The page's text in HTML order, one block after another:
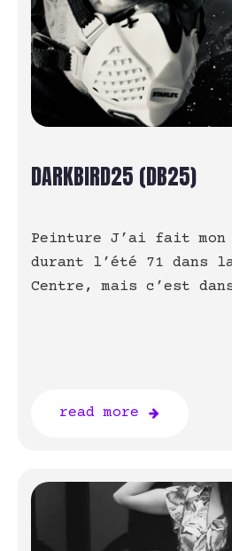
DARKBIRD25 (DB25)
Peinture J’ai fait
durant l’été 71 dans
Centre, mais c’est
read more